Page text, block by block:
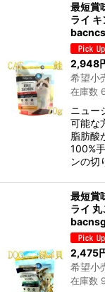
最短賞
ライ
2,948
希望小
在庫数
ニュー
可能な
脂肪酸
100%
ンの切
最短賞
ライ
2,475
希望小
在庫数